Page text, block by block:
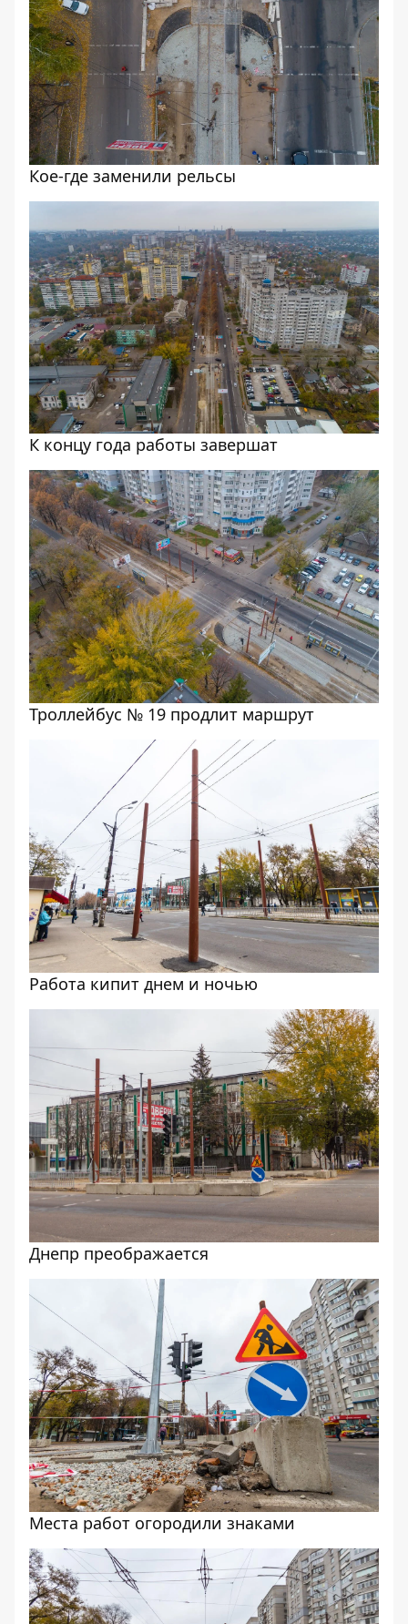
Кое-где заменили рельсы
К концу года работы завершат
Троллейбус № 19 продлит маршрут
Работа кипит днем и ночью
Днепр преображается
Места работ огородили знаками